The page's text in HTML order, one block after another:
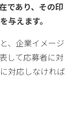
であり、その印
与えます。
、企業イメージ
して応募者に対
対応しなければ